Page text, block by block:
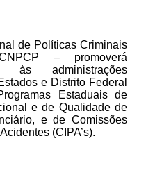
de Políticas Criminais
– promoverá
às administrações
e Distrito Federal
Estaduais de
e de Qualidade de
e de Comissões
(CIPA’s).